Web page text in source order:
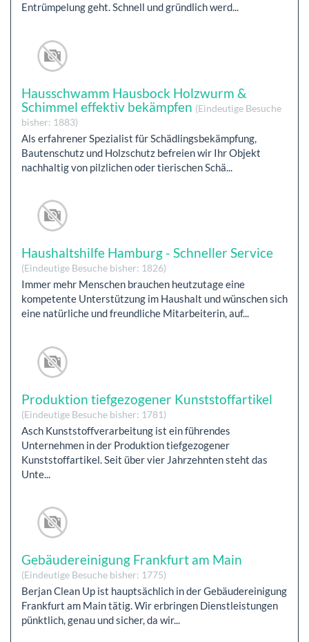
Entrümpelung geht. Schnell und gründlich werd...
Hausschwamm Hausbock Holzwurm &
Schimmel effektiv bekämpfen (Eindeutige Besuche
bisher: 1883)
Als erfahrener Spezialist für Schädlingsbekämpfung,
Bautenschutz und Holzschutz befreien wir Ihr Objekt
nachhaltig von pilzlichen oder tierischen Schä...
Haushaltshilfe Hamburg - Schneller Service
(Eindeutige Besuche bisher: 1826)
Immer mehr Menschen brauchen heutzutage eine
kompetente Unterstützung im Haushalt und wünschen sich
eine natürliche und freundliche Mitarbeiterin, auf...
Produktion tiefgezogener Kunststoffartikel
(Eindeutige Besuche bisher: 1781)
Asch Kunststoffverarbeitung ist ein führendes
Unternehmen in der Produktion tiefgezogener
Kunststoffartikel. Seit über vier Jahrzehnten steht das
Unte...
Gebäudereinigung Frankfurt am Main
(Eindeutige Besuche bisher: 1775)
Berjan Clean Up ist hauptsächlich in der Gebäudereinigung
Frankfurt am Main tätig. Wir erbringen Dienstleistungen
pünktlich, genau und sicher, da wir...